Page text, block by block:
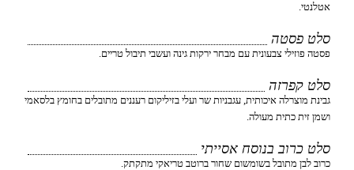
אטלנטי.
סלט פסטה
פסטה פוזילי צבעונית עם מבחר ירקות גינה ועשבי תיבול טריים.
סלט קפרזה
גבינת מוצרלה איכותית, עגבניות שר ועלי בזיליקום רעננים מתובלים בחומץ בלסאמי
ושמן זית כתית מעולה.
סלט כרוב בנוסח אסייתי
כרוב לבן מתובל בשומשום שחור ברוטב טריאקי מתקתק.